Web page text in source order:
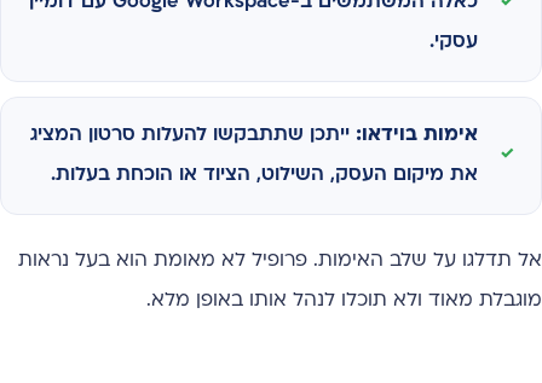
עסקי.
אימות בוידאו: ייתכן שתתבקשו להעלות סרטון המציג
את מיקום העסק, השילוט, הציוד או הוכחת בעלות.
אל תדלגו על שלב האימות. פרופיל לא מאומת הוא בעל נראות
מוגבלת מאוד ולא תוכלו לנהל אותו באופן מלא.